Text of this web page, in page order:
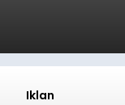
Iklan